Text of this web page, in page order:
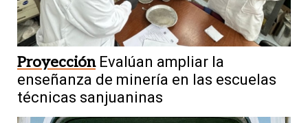
Proyección Evalúan ampliar la
enseñanza de minería en las escuelas
técnicas sanjuaninas